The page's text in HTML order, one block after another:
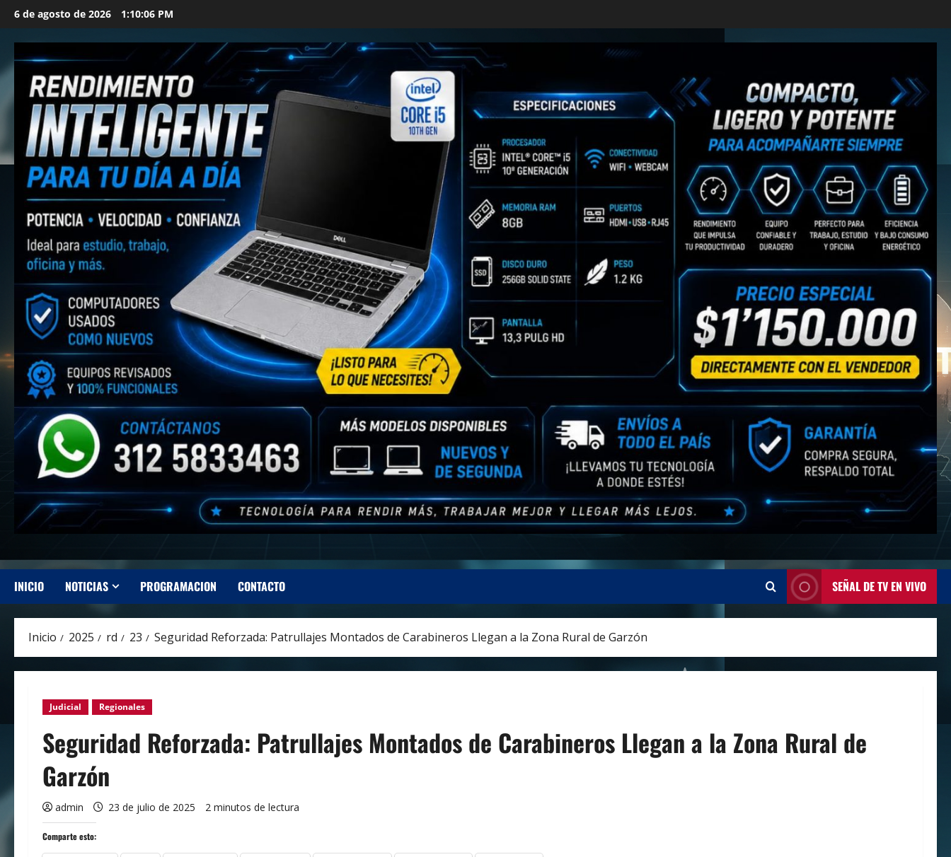
Saltar
contenido
6 de agosto de 2026 1:10:08 PM
INICIO NOTICIAS PROGRAMACION CONTACTO SEÑAL DE TV EN VIVO
Inicio 2025 rd 23 Seguridad Reforzada: Patrullajes Montados de Carabineros Llegan a la Zona Rural de Garzón
Judicial Regionales
Seguridad Reforzada: Patrullajes Montados de Carabineros Llegan a la Zona Rural de
Garzón
admin 23 de julio de 2025 2 minutos de lectura
Comparte esto: